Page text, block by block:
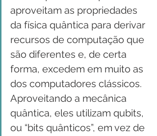
aproveitam as propriedades
da física quântica para derivar
recursos de computação que
são diferentes e, de certa
forma, excedem em muito as
dos computadores clássicos.
Aproveitando a mecânica
quântica, eles utilizam qubits,
ou “bits quânticos”, em vez de